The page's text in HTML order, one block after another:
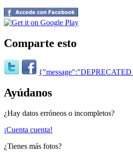
Comparte esto
Ayúdanos
¿Hay datos erróneos o incompletos?
¡Cuenta cuenta!
¿Tienes más fotos?